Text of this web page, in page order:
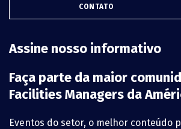
CONTATO
Assine nosso informativo
Faça parte da maior
Facilities Managers da
Eventos do setor, o melhor conteúdo